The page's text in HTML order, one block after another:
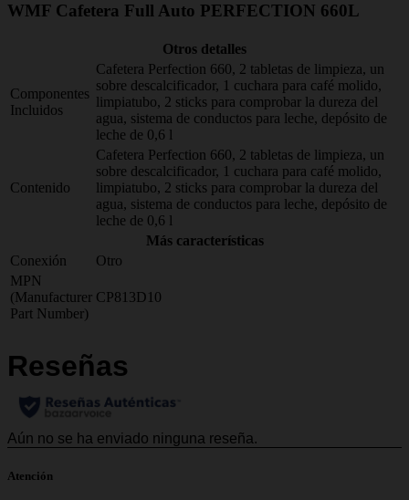
WMF Cafetera Full Auto PERFECTION 660L
Otros detalles
Componentes
Incluidos
Cafetera Perfection 660, 2 tabletas de limpieza, un
sobre descalcificador, 1 cuchara para café molido,
limpiatubo, 2 sticks para comprobar la dureza del
agua, sistema de conductos para leche, depósito de
leche de 0,6 l
Contenido
Cafetera Perfection 660, 2 tabletas de limpieza, un
sobre descalcificador, 1 cuchara para café molido,
limpiatubo, 2 sticks para comprobar la dureza del
agua, sistema de conductos para leche, depósito de
leche de 0,6 l
Más características
Conexión
Otro
MPN
(Manufacturer
Part Number)
CP813D10
Atención